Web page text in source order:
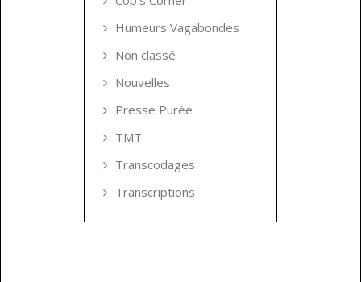
Humeurs Vagabondes
Non classé
Nouvelles
Presse Purée
TMT
Transcodages
Transcriptions